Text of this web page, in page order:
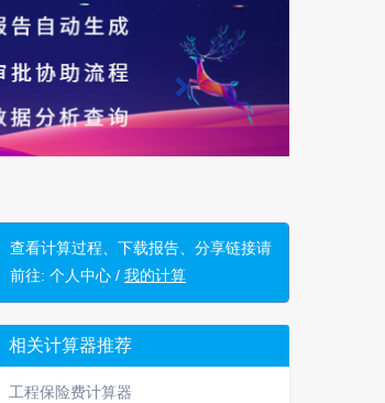
查看计算过程、下载报告、分享链接请
前往: 个人中心 / 我的计算
相关计算器推荐
工程保险费计算器